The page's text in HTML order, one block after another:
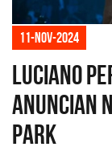
11-nov-2024
Luciano
anuncian
Park